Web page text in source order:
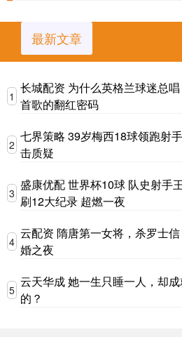
最新文章
1
长城配资 为什么英格兰球迷总
首歌的翻红密码
2
七界策略 39岁梅西18球领跑射
击质疑
3
盛康优配 世界杯10球 队史射手
刷12大纪录 超燃一夜
4
云配资 隋唐第一女将，杀罗士
婚之夜
5
云天华成 她一生只睡一人，却
的？